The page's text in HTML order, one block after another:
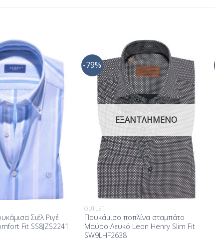
Προσθήκη
στη Λίστα
Επιθυμίας
Σιέλ Ριγέ
Fit SS8JZS2241
-79%
Προσθήκη
στη Λίστα
Επιθυμίας
ΕΞΑΝΤΛΗΜΈΝΟ
OUTLET
Πουκάμισο ποπλίνα σταμπάτο
Μαύρο Λευκό Leon Henry Slim Fit
SW9LHF2638